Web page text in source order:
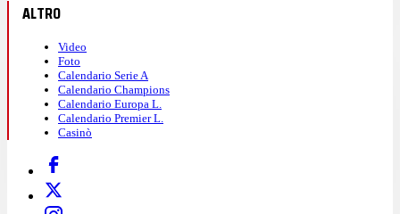
ALTRO
Video
Foto
Calendario Serie A
Calendario Champions
Calendario Europa L.
Calendario Premier L.
Casinò